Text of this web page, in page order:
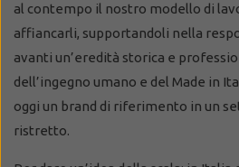
al contempo il nostro modello di
affiancarli, supportandoli nella
avanti un’eredità storica e
dell’ingegno umano e del Made in
oggi un brand di riferimento in un
ristretto.